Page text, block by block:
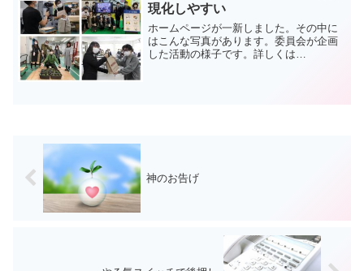
現化しやすい
ホームページが一新しました。その中に
はこんな写真があります。委員会が企画
した活動の様子です。詳しくは
神のお告げ